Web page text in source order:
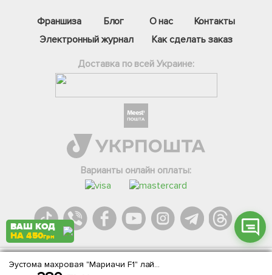
Эустома махровая "Мариачи F1" лайм грин ТМ "Профессиональные семена" 100шт
Франшиза Блог О нас
Контакты
Электронный журнал
Как сделать заказ
Доставка по всей Украине:
Варианты онлайн оплаты:
Agromarket.Copyright © 2013-2026. Все права защищены
Інстаграм
Онлайн чат
ВАШ КОД
НА 450грн